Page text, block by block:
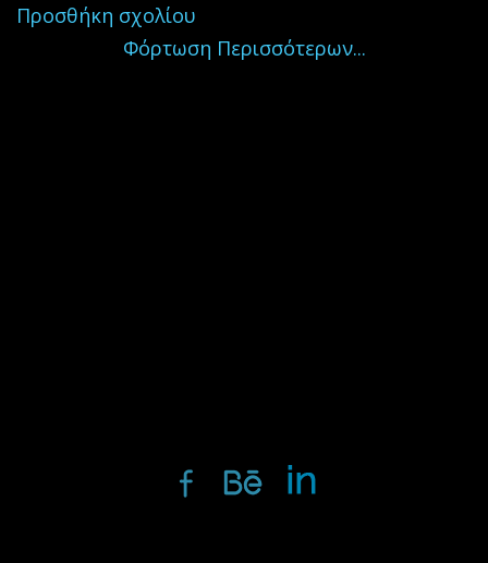
Προσθήκη σχολίου
Φόρτωση Περισσότερων...